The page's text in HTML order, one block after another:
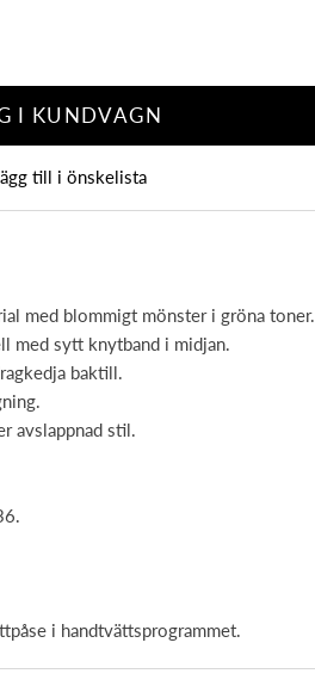
I KUNDVAGN
till i önskelista
med blommigt mönster i gröna toner.
med sytt knytband i midjan.
baktill.
avslappnad stil.
i handtvättsprogrammet.